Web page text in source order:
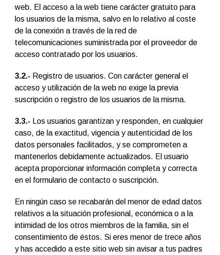
web. El acceso a la web tiene carácter gratuito para
los usuarios de la misma, salvo en lo relativo al coste
de la conexión a través de la red de
telecomunicaciones suministrada por el proveedor de
acceso contratado por los usuarios.
3.2.- Registro de usuarios. Con carácter general el
acceso y utilización de la web no exige la previa
suscripción o registro de los usuarios de la misma.
3.3.- Los usuarios garantizan y responden, en cualquier
caso, de la exactitud, vigencia y autenticidad de los
datos personales facilitados, y se comprometen a
mantenerlos debidamente actualizados. El usuario
acepta proporcionar información completa y correcta
en el formulario de contacto o suscripción.
En ningún caso se recabarán del menor de edad datos
relativos a la situación profesional, económica o a la
intimidad de los otros miembros de la familia, sin el
consentimiento de éstos. Si eres menor de trece años
y has accedido a este sitio web sin avisar a tus padres